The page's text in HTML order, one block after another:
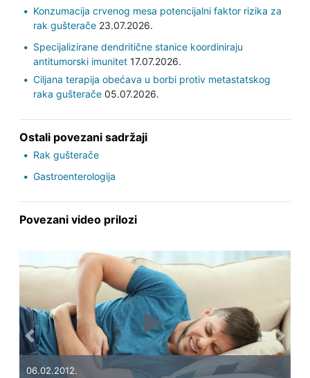
Konzumacija crvenog mesa potencijalni faktor rizika za
rak gušterače23.07.2026.
Specijalizirane dendritične stanice koordiniraju
antitumorski imunitet17.07.2026.
Ciljana terapija obećava u borbi protiv metastatskog
raka gušterače05.07.2026.
Ostali povezani sadržaji
Rak gušterače
Gastroenterologija
Povezani video prilozi
06.02.2012.
Previous Next